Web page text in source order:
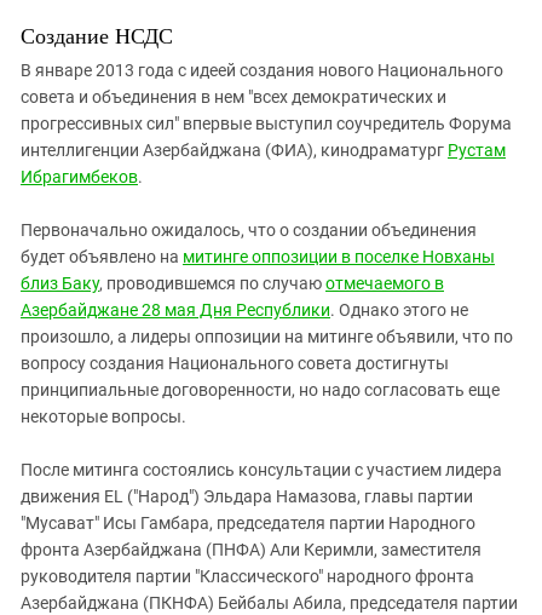
ИНАКОМЫСЛИЕ В ЧЕЧНЕ
ПРЕСЛЕДОВАНИЕ АКТИВИСТОВ
МОБИЛИЗАЦИЯ И ПРОТЕСТЫ
Кабардино-Балкария
Калмыкия
Карачаево-Черкесия
Нагорный Карабах
Российская Федерация
Ростовская область
Северная Осетия - Алания
СКФО
Чечня
Южная Осетия
Южный Кавказ
ЮФО
Создание НСДС
В январе 2013 года с идеей создания нового Национального
совета и объединения в нем "всех демократических и
прогрессивных сил" впервые выступил соучредитель Форума
интеллигенции Азербайджана (ФИА), кинодраматург Рустам
Ибрагимбеков.
Первоначально ожидалось, что о создании объединения
будет объявлено на митинге оппозиции в поселке Новханы
близ Баку, проводившемся по случаюотмечаемого в
Азербайджане 28 мая Дня Республики. Однако этого не
произошло, а лидеры оппозиции на митинге объявили, что по
вопросу создания Национального совета достигнуты
принципиальные договоренности, но надо согласовать еще
некоторые вопросы.
После митинга состоялись консультации с участием лидера
движения EL ("Народ") Эльдара Намазова, главы партии
"Мусават" Исы Гамбара, председателя партии Народного
фронта Азербайджана (ПНФА) Али Керимли, заместителя
руководителя партии "Классического" народного фронта
Азербайджана (ПКНФА) Бейбалы Абила, председателя партии